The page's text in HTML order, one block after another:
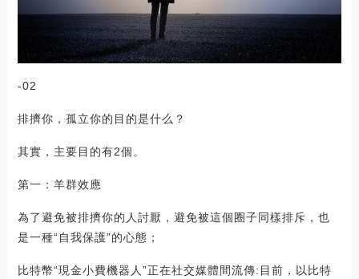
-02
排擠你，孤立你的目的是什么？
其實，主要目的有2個。
第一：羊群效應
為了避免被排擠你的人討厭，避免被這個圈子同樣排斥，也
是一種“自我保護”的心態；
比特幣“現金小費機器人”正在社交媒體間流傳:目前，以比特